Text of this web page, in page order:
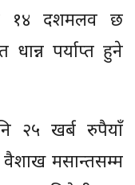
१४ दशमलव छ
पर्याप्त हुने
२५ खर्ब रुपैयाँ
वैशाख मसान्तसम्म